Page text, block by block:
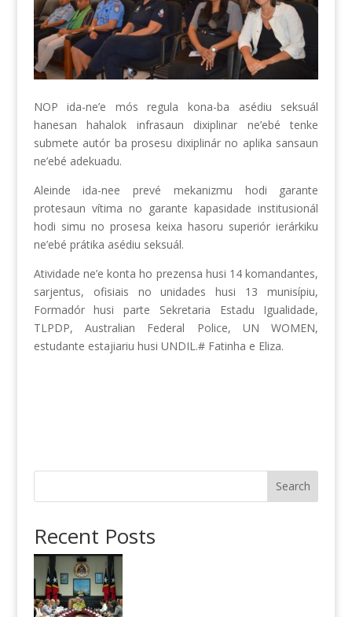
NOP ida-ne’e mós regula kona-ba asédiu seksuál
hanesan hahalok infrasaun dixiplinar ne’ebé tenke
submete autór ba prosesu dixiplinár no aplika sansaun
ne’ebé adekuadu.
Aleinde ida-nee prevé mekanizmu hodi garante
protesaun vítima no garante kapasidade institusionál
hodi simu no prosesa keixa hasoru superiór ierárkiku
ne’ebé prátika asédiu seksuál.
Atividade ne’e konta ho prezensa husi 14 komandantes,
sarjentus, ofisiais no unidades husi 13 munisípiu,
Formadór husi parte Sekretaria Estadu Igualidade,
TLPDP, Australian Federal Police, UN WOMEN,
estudante estajiariu husi UNDIL.# Fatinha e Eliza.
Search
Recent Posts